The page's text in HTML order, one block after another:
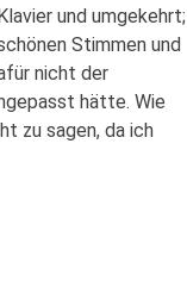
und umgekehrt;
Stimmen und
nicht der
hätte. Wie
zu sagen, da ich